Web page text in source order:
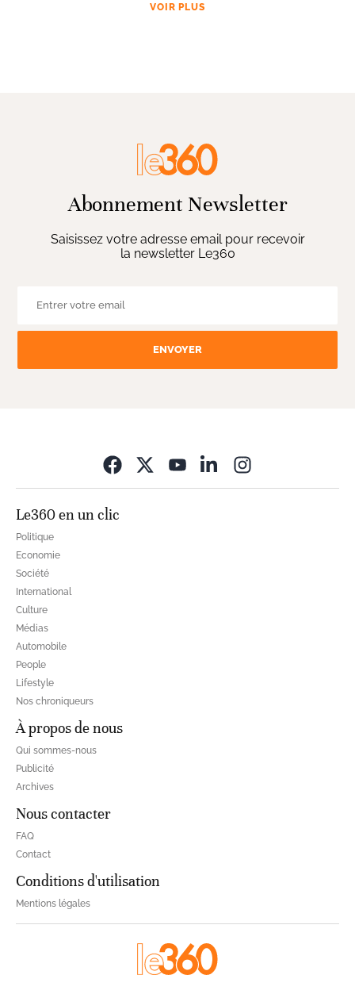
VOIR PLUS
Abonnement Newsletter
Saisissez votre adresse email pour recevoir
la newsletter Le360
ENVOYER
Le360 en un clic
Politique
Economie
Société
International
Culture
Médias
Automobile
People
Lifestyle
Nos chroniqueurs
À propos de nous
Qui sommes-nous
Publicité
Archives
Nous contacter
FAQ
Contact
Conditions d'utilisation
Mentions légales